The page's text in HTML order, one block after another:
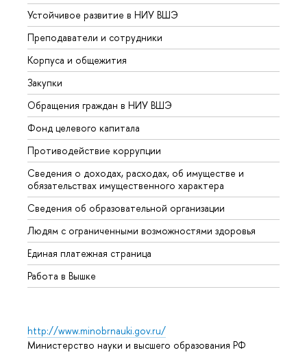
Устойчивое развитие в НИУ ВШЭ
Преподаватели и сотрудники
Корпуса и общежития
Закупки
Обращения граждан в НИУ ВШЭ
Фонд целевого капитала
Противодействие коррупции
Сведения о доходах, расходах, об имуществе и
обязательствах имущественного характера
Сведения об образовательной организации
Людям с ограниченными возможностями здоровья
Единая платежная страница
Работа в Вышке
http://www.minobrnauki.gov.ru/
Министерство науки и высшего образования РФ